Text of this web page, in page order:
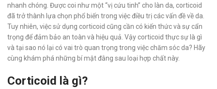
nhanh chóng. Được coi như một “vị cứu tinh” cho làn da, corticoid
đã trở thành lựa chọn phổ biến trong việc điều trị các vấn đề về da.
Tuy nhiên, việc sử dụng corticoid cũng cần có kiến thức và sự cẩn
trọng để đảm bảo an toàn và hiệu quả. Vậy corticoid thực sự là gì
và tại sao nó lại có vai trò quan trọng trong việc chăm sóc da? Hãy
cùng khám phá những bí mật đằng sau loại hợp chất này.
Corticoid là gì?